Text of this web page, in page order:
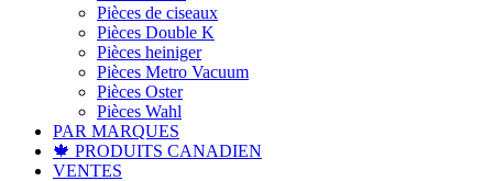
Pièces de ciseaux
Pièces Double K
Pièces heiniger
Pièces Metro Vacuum
Pièces Oster
Pièces Wahl
PAR MARQUES
🍁 PRODUITS CANADIEN
VENTES